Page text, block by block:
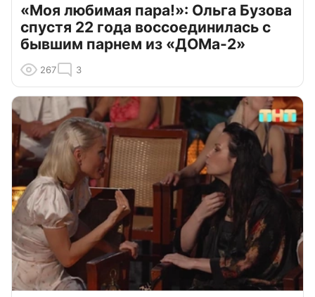
«Моя любимая пара!»: Ольга Бузова
спустя 22 года воссоединилась с
бывшим парнем из «ДОМа-2»
267 3